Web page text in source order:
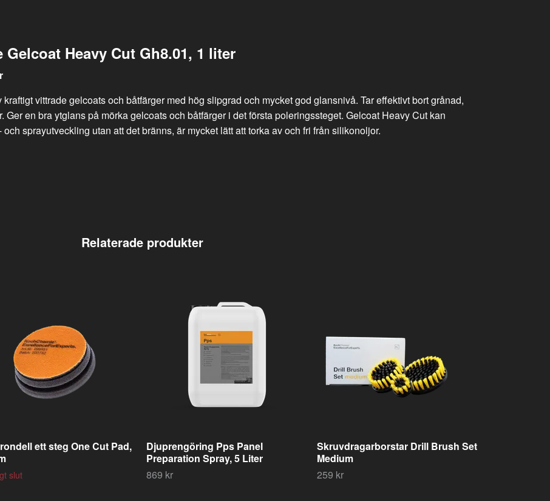
Heavy Cut Gh8.01, 1 liter
vittrade gelcoats och båtfärger med hög slipgrad och mycket god glansnivå. Tar effektivt bort grånad,
Ger en bra ytglans på mörka gelcoats och båtfärger i det första poleringssteget. Gelcoat Heavy Cut kan
sprayutveckling utan att det bränns, är mycket lätt att torka av och fri från silikonoljor.
ett steg One Cut Pad,
slut
Djuprengöring Pps Panel
Preparation Spray, 5 Liter
869 kr
Skruvdragarborstar Drill Brush Set
Medium
259 kr